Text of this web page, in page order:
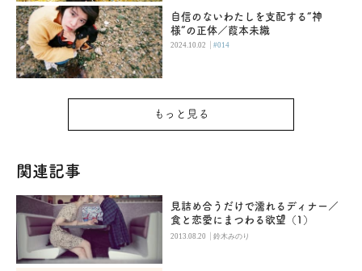
自信のないわたしを支配する“神
様”の正体／葭本未織
2024.10.02 |#014
もっと見る
関連記事
見詰め合うだけで濡れるディナー／
食と恋愛にまつわる欲望（1）
2013.08.20 |鈴木みのり